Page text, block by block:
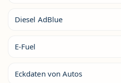
Diesel AdBlue
E-Fuel
Eckdaten von Autos